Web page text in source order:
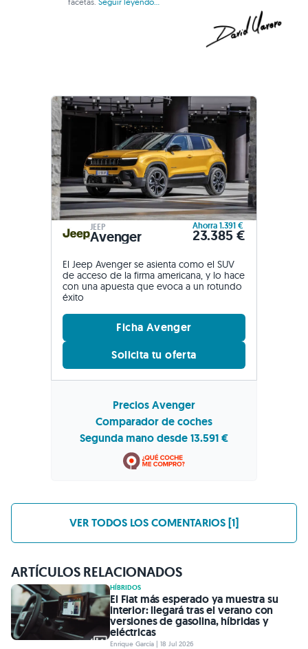
JEEP
Avenger
Ahorra 1.391 €
23.385 €
El Jeep Avenger se asienta como el SUV
de acceso de la firma americana, y lo hace
con una apuesta que evoca a un rotundo
éxito
Ficha Avenger
Solicita tu oferta
Precios Avenger
Comparador de coches
Segunda mano desde 13.591 €
VER TODOS LOS COMENTARIOS [1]
ARTÍCULOS RELACIONADOS
HÍBRIDOS
El Fiat más esperado ya muestra su
interior: llegará tras el verano con
versiones de gasolina, híbridas y
eléctricas
Enrique García | 18 Jul 2026